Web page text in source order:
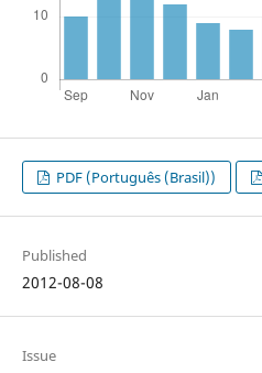
PDF (Português (Brasil))
Published
2012-08-08
Issue